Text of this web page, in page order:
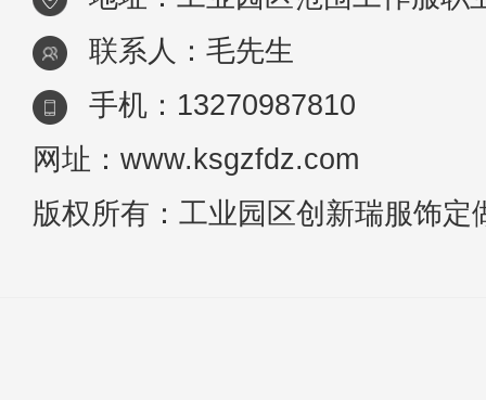
联系人：毛先生
手机：13270987810
网址：www.ksgzfdz.com
版权所有：工业园区创新瑞服饰定